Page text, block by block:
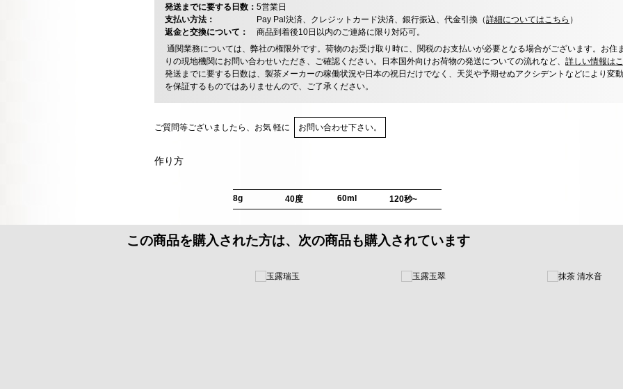
発送までに要する日数： 5営業日
支払い方法：
Pay Pal決済、クレジットカード決済、銀行振込、代金引換（詳細についてはこちら ）
返金と交換について：
商品到着後10日以内のご連絡に限り対応可。
通関業務については、弊社の権限外です。荷物のお受け取り時に、関税のお支払いが必要となる場合がございます。お住
りの現地機関にお問い合わせいただき、ご確認ください。日本国外向けお荷物の発送についての流れなど、 詳しい情報は
発送までに要する日数は、製茶メーカーの稼働状況や日本の祝日だけでなく、天災や予期せぬアクシデントなどにより変
を保証するものではありませんので、ご了承ください。
ご質問等ございましたら、お気 軽に お問い合わせ下さい。
作り方
8g 40度 60ml 120秒~
この商品を購入された方は、次の商品も購入されています